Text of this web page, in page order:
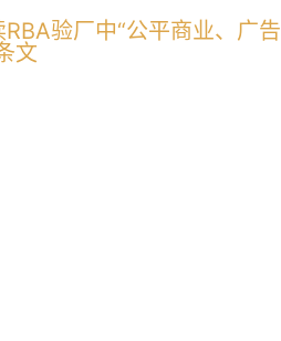
RBA验厂中“公平商业、广告
文